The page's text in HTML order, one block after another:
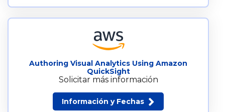
Authoring Visual Analytics Using Amazon
QuickSight
Solicitar más información
Información y Fechas